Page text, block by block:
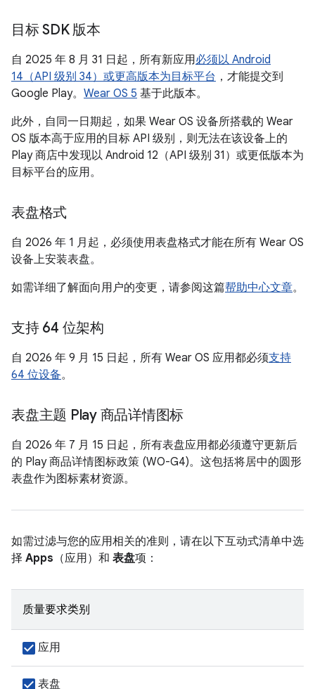
目标 SDK 版本
自 2025 年 8 月 31 日起，所有新应用必须以 Android
14（API 级别 34）或更高版本为目标平台 ，才能提交到
Google Play。 Wear OS 5 基于此版本。
此外，自同一日期起，如果 Wear OS 设备所搭载的 Wear
OS 版本高于应用的目标 API 级别，则无法在该设备上的
Play 商店中发现以 Android 12（API 级别 31）或更低版本为
目标平台的应用。
表盘格式
自 2026 年 1 月起，必须使用表盘格式才能在所有 Wear OS
设备上安装表盘。
如需详细了解面向用户的变更，请参阅这篇帮助中心文章。
支持 64 位架构
自 2026 年 9 月 15 日起，所有 Wear OS 应用都必须支持
64 位设备。
表盘主题 Play 商品详情图标
自 2026 年 7 月 15 日起，所有表盘应用都必须遵守更新后
的 Play 商品详情图标政策 (WO-G4)。这包括将居中的圆形
表盘作为图标素材资源。
如需过滤与您的应用相关的准则，请在以下互动式清单中选
择 Apps （应用）和 表盘项：
质量要求类别
应用
表盘